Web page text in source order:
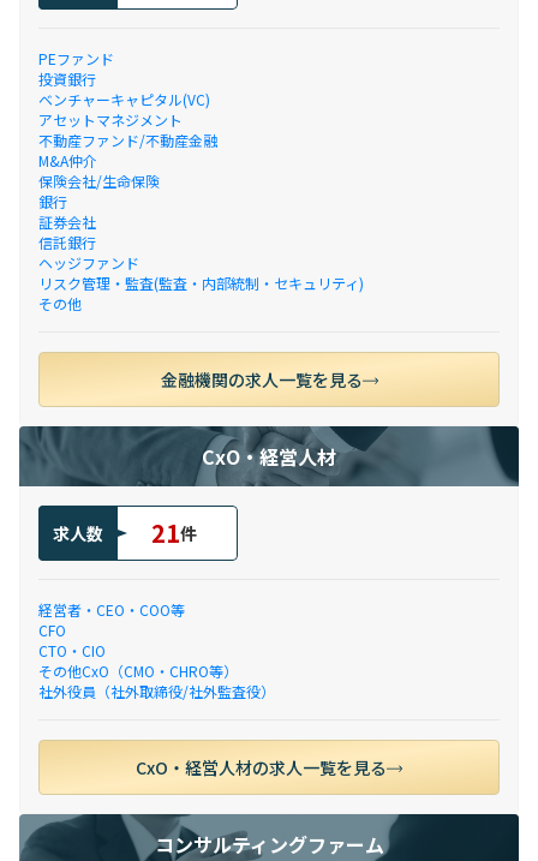
PEファンド
投資銀行
ベンチャーキャピタル(VC)
アセットマネジメント
不動産ファンド/不動産金融
M&A仲介
保険会社/生命保険
銀行
証券会社
信託銀行
ヘッジファンド
リスク管理・監査(監査・内部統制・セキュリティ)
その他
金融機関の求人一覧を見る
CxO・経営人材
求人数 21件
経営者・CEO・COO等
CFO
CTO・CIO
その他CxO（CMO・CHRO等）
社外役員（社外取締役/社外監査役）
CxO・経営人材の求人一覧を見る
コンサルティングファーム